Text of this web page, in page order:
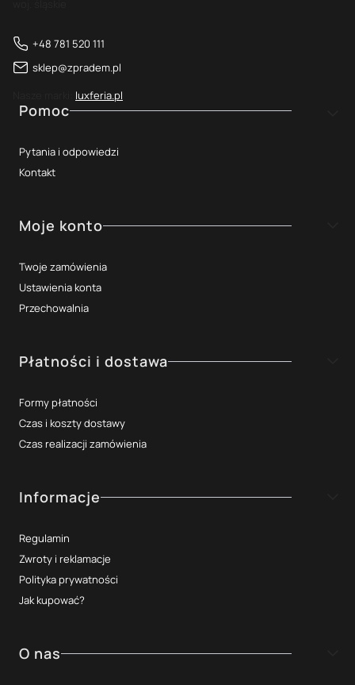
+48 781 520 111
sklep@zpradem.pl
luxferia.pl
Linki w stopce
Pomoc
Pytania i odpowiedzi
Kontakt
Moje konto
Twoje zamówienia
Ustawienia konta
Przechowalnia
Płatności i dostawa
Formy płatności
Czas i koszty dostawy
Czas realizacji zamówienia
Informacje
Regulamin
Zwroty i reklamacje
Polityka prywatności
Jak kupować?
O nas